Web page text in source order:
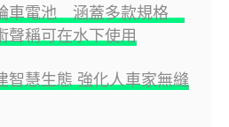
車電池 涵蓋多款規格
聲稱可在水下使用
智慧生態 強化人車家無縫